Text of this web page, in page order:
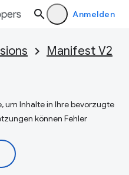
Anmelden
Manifest V2
um Inhalte in Ihre bevorzugte
können Fehler